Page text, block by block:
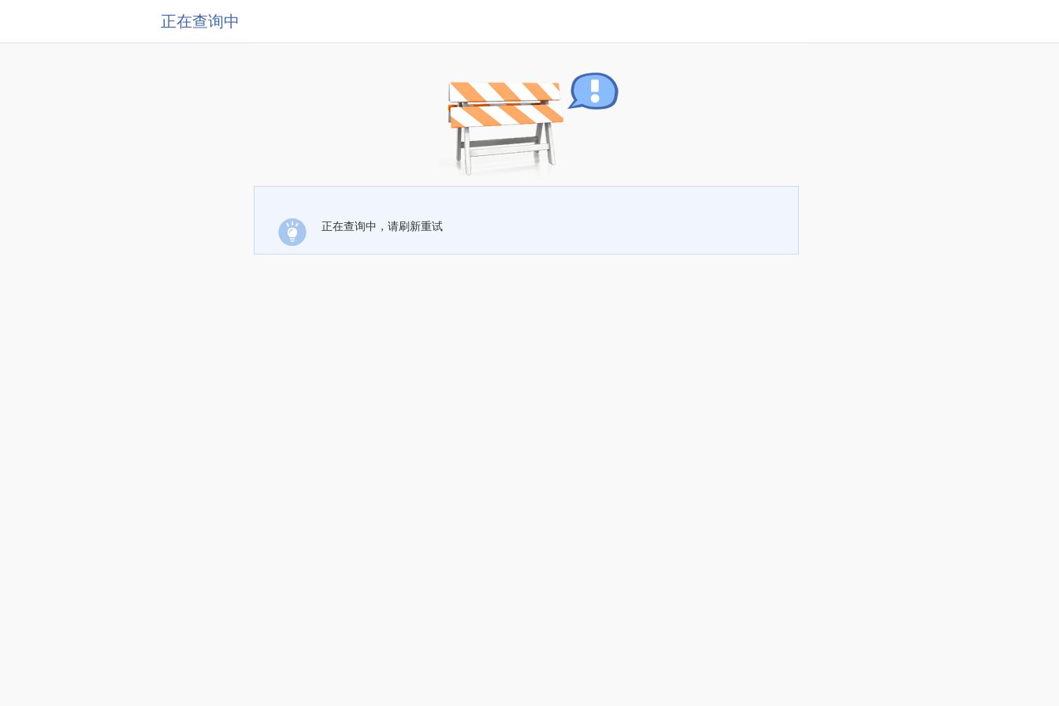
正在查询中
正在查询中，请刷新重试